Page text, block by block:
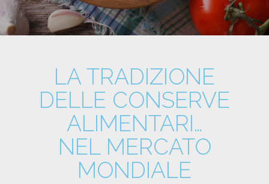
LA TRADIZIONE
DELLE CONSERVE
ALIMENTARI…
NEL MERCATO
MONDIALE